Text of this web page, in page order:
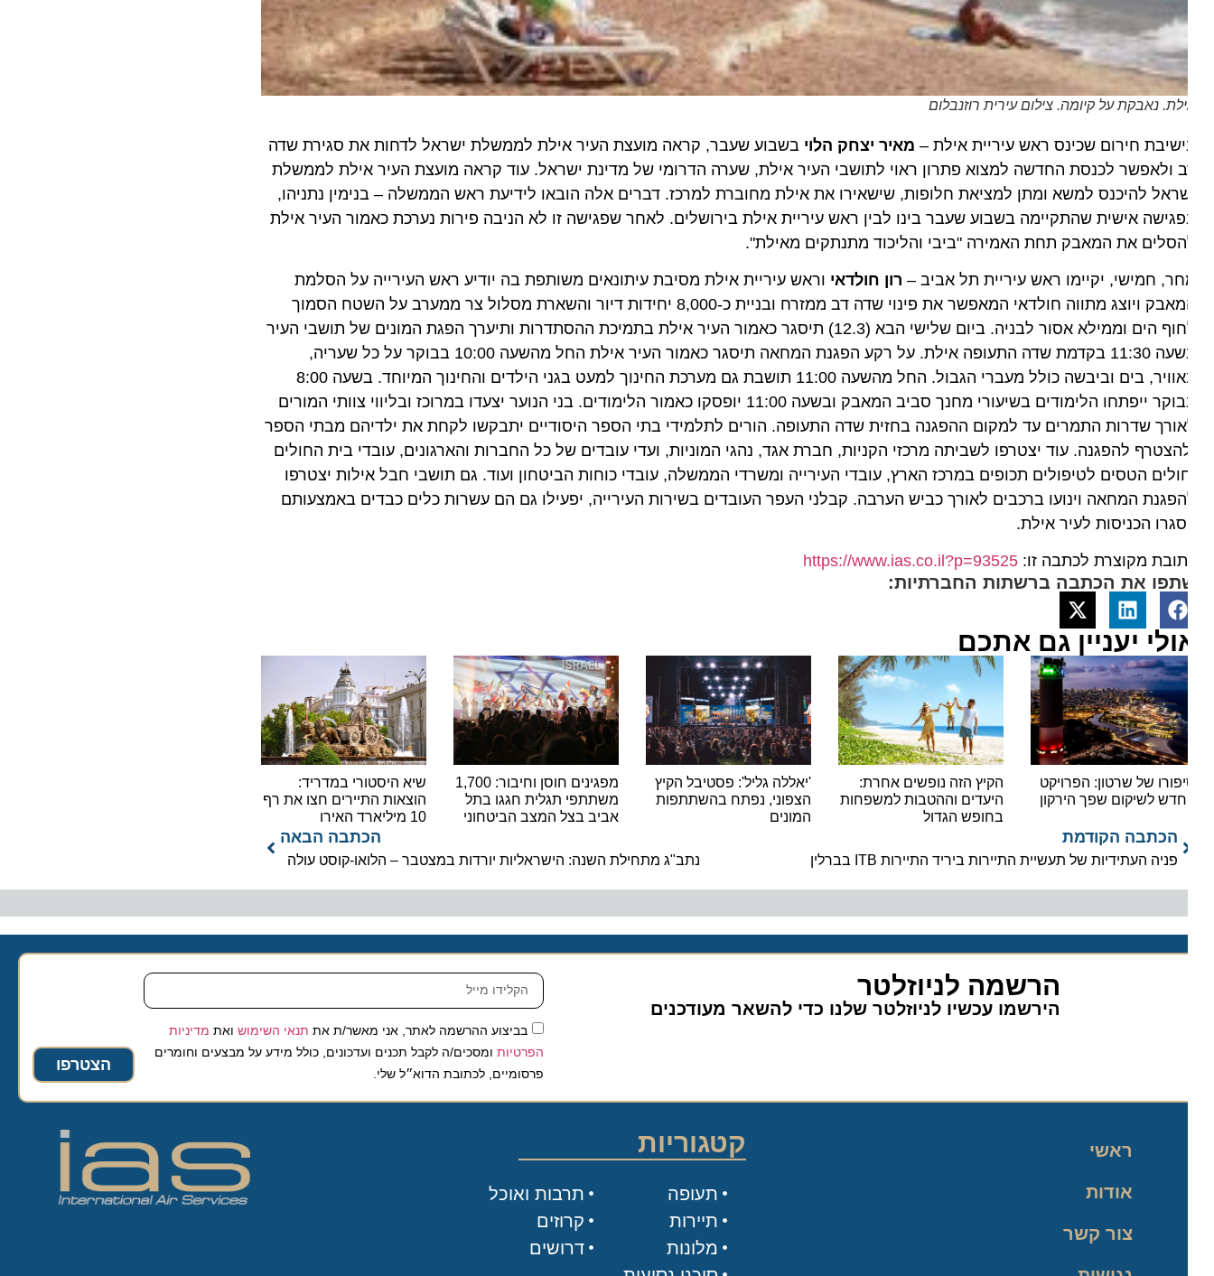
נאבקת על קיומה. צילום עירית רוזנבלום
חירום שכינס ראש עיריית אילת –מאיר יצחק הלויבשבוע שעבר, קראה מועצת העיר אילת לממשלת ישראל לדחות את סגירת שדה
ולאפשר לכנסת החדשה למצוא פתרון ראוי לתושבי העיר אילת, שערה הדרומי של מדינת ישראל. עוד קראה מועצת העיר אילת לממשלת
להיכנס למשא ומתן למציאת חלופות, שישאירו את אילת מחוברת למרכז. דברים אלה הובאו לידיעת ראש הממשלה – בנימין נתניהו,
אישית שהתקיימה בשבוע שעבר בינו לבין ראש עיריית אילת בירושלים. לאחר שפגישה זו לא הניבה פירות נערכת כאמור העיר אילת
את המאבק תחת האמירה "ביבי והליכוד מתנתקים מאילת".
חמישי, יקיימו ראש עיריית תל אביב –רון חולדאיוראש עיריית אילת מסיבת עיתונאים משותפת בה יודיע ראש העירייה על הסלמת
המאבק ויוצג מתווה חולדאי המאפשר את פינוי שדה דב ממזרח ובניית כ-8,000 יחידות דיור והשארת מסלול צר ממערב על השטח הסמוך
לחוף הים וממילא אסור לבניה. ביום שלישי הבא (12.3) תיסגר כאמור העיר אילת בתמיכת ההסתדרות ותיערך הפגת המונים של תושבי העיר
בשעה 11:30 בקדמת שדה התעופה אילת. על רקע הפגנת המחאה תיסגר כאמור העיר אילת החל מהשעה 10:00 בבוקר על כל שעריה,
באוויר, בים וביבשה כולל מעברי הגבול. החל מהשעה 11:00 תושבת גם מערכת החינוך למעט בגני הילדים והחינוך המיוחד. בשעה 8:00
בבוקר ייפתחו הלימודים בשיעורי מחנך סביב המאבק ובשעה 11:00 יופסקו כאמור הלימודים. בני הנוער יצעדו במרוכז ובליווי צוותי המורים
שדרות התמרים עד למקום ההפגנה בחזית שדה התעופה. הורים לתלמידי בתי הספר היסודיים יתבקשו לקחת את ילדיהם מבתי הספר
להפגנה. עוד יצטרפו לשביתה מרכזי הקניות, חברת אגד, נהגי המוניות, ועדי עובדים של כל החברות והארגונים, עובדי בית החולים
הטסים לטיפולים תכופים במרכז הארץ, עובדי העירייה ומשרדי הממשלה, עובדי כוחות הביטחון ועוד. גם תושבי חבל אילות יצטרפו
המחאה וינועו ברכבים לאורך כביש הערבה. קבלני העפר העובדים בשירות העירייה, יפעילו גם הם עשרות כלים כבדים באמצעותם
הכניסות לעיר אילת.
מקוצרת לכתבה זו:https://www.ias.co.il?p=93525
את הכתבה ברשתות החברתיות:
יעניין גם אתכם
של שרטון: הפרויקט
לשיקום שפך הירקון
הקיץ הזה נופשים אחרת:
היעדים וההטבות למשפחות
בחופש הגדול
'יאללה גליל': פסטיבל הקיץ
הצפוני, נפתח בהשתתפות
המונים
מפגינים חוסן וחיבור: 1,700
משתתפי תגלית חגגו בתל
אביב בצל המצב הביטחוני
שיא היסטורי במדריד:
הוצאות התיירים חצו את רף
הכתבה הקודמת
פניה העתידיות של תעשיית התיירות ביריד התיירות ITB בברלין
הכתבה הבאה
נתב"ג מתחילת השנה: הישראליות יורדות במצטבר – הלואו-קוסט עולה
הרשמה לניוזלטר
הירשמו עכשיו לניוזלטר שלנו כדי להשאר מעודכנים
בביצוע ההרשמה לאתר, אני מאשר/ת אתתנאי השימושואת מדיניות
הפרטיותומסכים/ה לקבל תכנים ועדכונים, כולל מידע על מבצעים וחומרים
פרסומיים, לכתובת הדוא״ל שלי.
הצטרפו
ראשי
אודות
צור קשר
קטגוריות
תעופה
תיירות
מלונות
תרבות ואוכל
קרוזים
דרושים